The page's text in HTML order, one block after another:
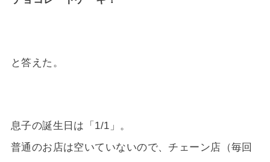
と答えた。
息子の誕生日は「1/1」。
普通のお店は空いていないので、チェーン店（毎回